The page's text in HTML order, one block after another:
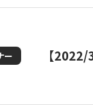
ー 【2022/